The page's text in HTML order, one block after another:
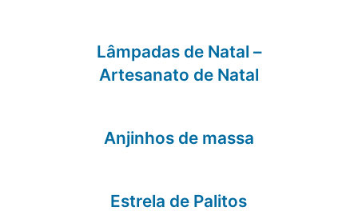
Lâmpadas de Natal –
Artesanato de Natal
Anjinhos de massa
Estrela de Palitos